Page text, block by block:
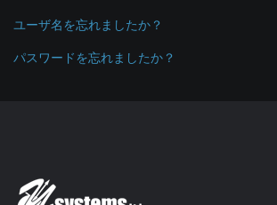
ユーザ名を忘れましたか？
パスワードを忘れましたか？